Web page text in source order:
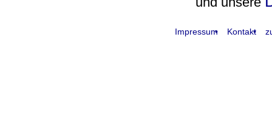
Impressum Kontakt